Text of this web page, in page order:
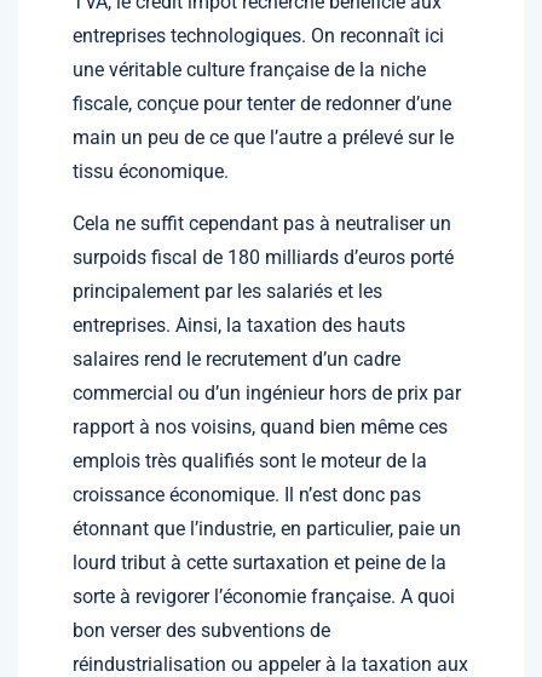
entreprises technologiques. On reconnaît ici
une véritable culture française de la niche
fiscale, conçue pour tenter de redonner d’une
main un peu de ce que l’autre a prélevé sur le
tissu économique.
Cela ne suffit cependant pas à neutraliser un
surpoids fiscal de 180 milliards d’euros porté
principalement par les salariés et les
entreprises. Ainsi, la taxation des hauts
salaires rend le recrutement d’un cadre
commercial ou d’un ingénieur hors de prix par
rapport à nos voisins, quand bien même ces
emplois très qualifiés sont le moteur de la
croissance économique. Il n’est donc pas
étonnant que l’industrie, en particulier, paie un
lourd tribut à cette surtaxation et peine de la
sorte à revigorer l’économie française. A quoi
bon verser des subventions de
réindustrialisation ou appeler à la taxation aux